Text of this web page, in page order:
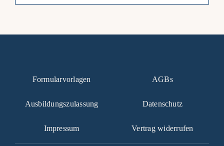
Formularvorlagen
Ausbildungszulassung
Impressum
AGBs
Datenschutz
Vertrag widerrufen